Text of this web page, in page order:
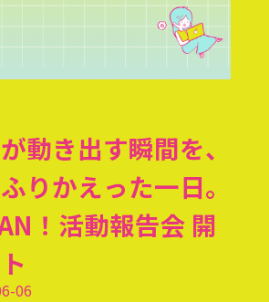
動き出す瞬間を、
りかえった一日。
！活動報告会 開
06